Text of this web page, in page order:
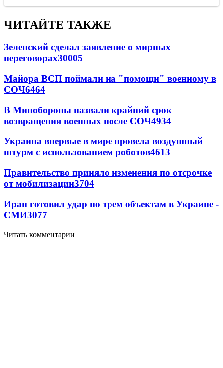
ЧИТАЙТЕ ТАКЖЕ
Зеленский сделал заявление о мирных
переговорах30005
Майора ВСП поймали на "помощи" военному в
СОЧ6464
В Минобороны назвали крайний срок
возвращения военных после СОЧ4934
Украина впервые в мире провела воздушный
штурм с использованием роботов4613
Правительство приняло изменения по отсрочке
от мобилизации3704
Иран готовил удар по трем объектам в Украине -
СМИ3077
Читать комментарии